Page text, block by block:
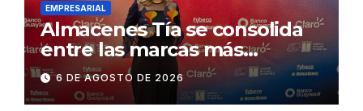
EMPRESARIAL
Almacenes Tía se consolida
entre las marcas más
influyentes del Ecuador
6 DE AGOSTO DE 2026